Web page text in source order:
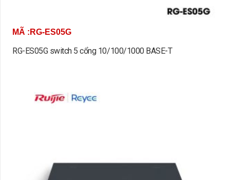
MÃ :RG-ES05G
RG-ES05G switch 5 cổng 10/100/1000 BASE-T